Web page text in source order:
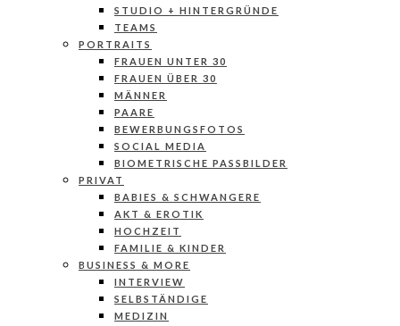
STUDIO + HINTERGRÜNDE
TEAMS
PORTRAITS
FRAUEN UNTER 30
FRAUEN ÜBER 30
MÄNNER
PAARE
BEWERBUNGSFOTOS
SOCIAL MEDIA
BIOMETRISCHE PASSBILDER
PRIVAT
BABIES & SCHWANGERE
AKT & EROTIK
HOCHZEIT
FAMILIE & KINDER
BUSINESS & MORE
INTERVIEW
SELBSTÄNDIGE
MEDIZIN